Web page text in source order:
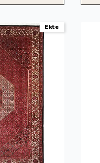
Ekte